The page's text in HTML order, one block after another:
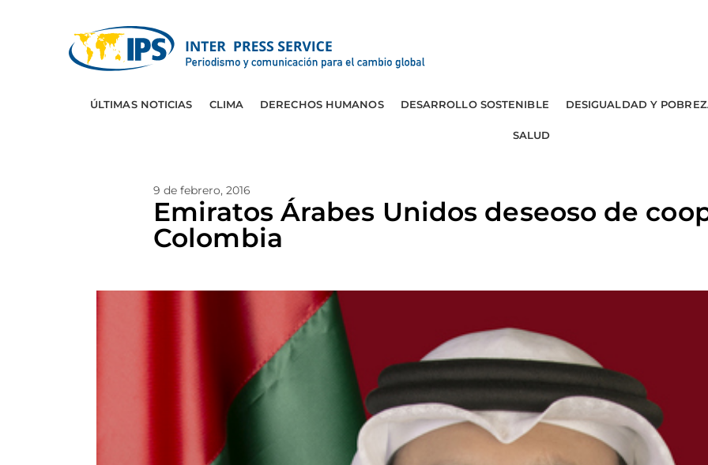
ÚLTIMAS NOTICIAS CLIMA DERECHOS HUMANOS DESARROLLO SOSTENIBLE DESIGUALDAD Y
SALUD
9 de febrero, 2016
Emiratos Árabes Unidos deseoso de
Colombia